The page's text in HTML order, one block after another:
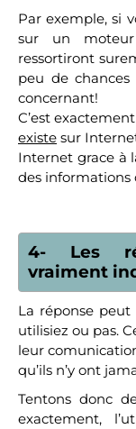
Par exemple, si
sur un moteur
ressortiront
peu de chances
concernant!
C’est
existe sur
Internet grace à
des informations
4- Les
vraiment
La réponse
utilisiez ou pas.
leur
qu’ils n’y ont
Tentons donc
exactement,